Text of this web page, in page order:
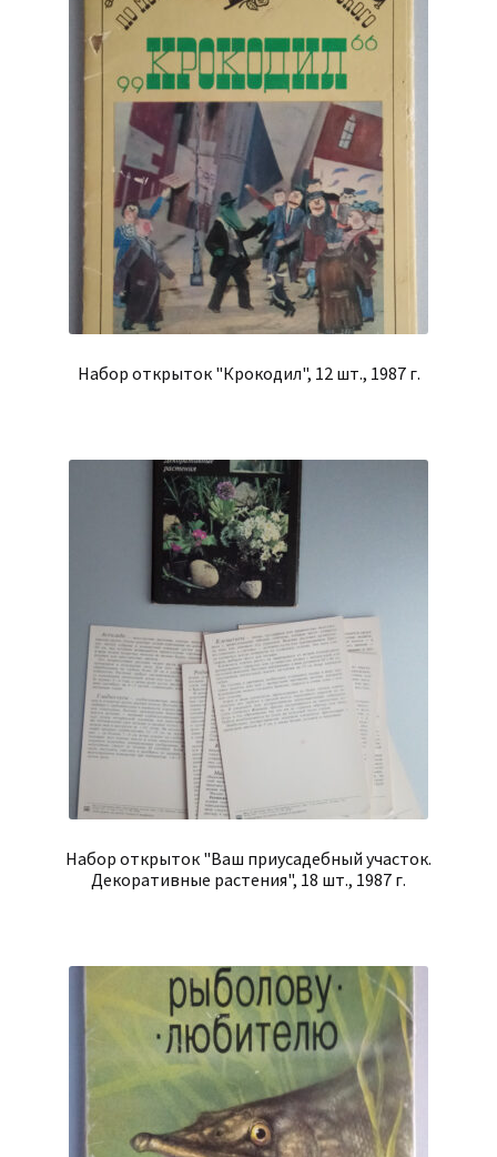
Набор открыток "Крокодил", 12 шт., 1987 г.
Набор открыток "Ваш приусадебный участок.
Декоративные растения", 18 шт., 1987 г.